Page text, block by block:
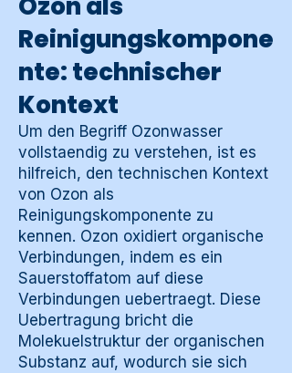
Ozon als
Reinigungskompone
nte: technischer
Kontext
Um den Begriff Ozonwasser
vollstaendig zu verstehen, ist es
hilfreich, den technischen Kontext
von Ozon als
Reinigungskomponente zu
kennen. Ozon oxidiert organische
Verbindungen, indem es ein
Sauerstoffatom auf diese
Verbindungen uebertraegt. Diese
Uebertragung bricht die
Molekuelstruktur der organischen
Substanz auf, wodurch sie sich